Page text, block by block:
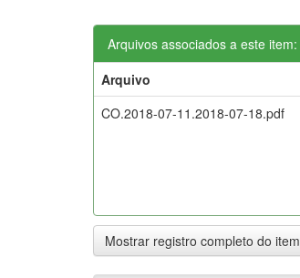
Arquivos associados a este item:
Arquivo
CO.2018-07-11.2018-07-18.pdf
Mostrar registro completo do item